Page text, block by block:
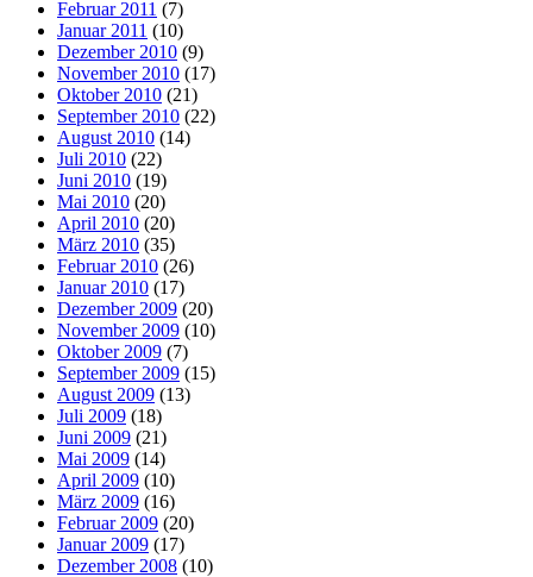
Februar 2011 (7)
Januar 2011 (10)
Dezember 2010 (9)
November 2010 (17)
Oktober 2010 (21)
September 2010 (22)
August 2010 (14)
Juli 2010 (22)
Juni 2010 (19)
Mai 2010 (20)
April 2010 (20)
März 2010 (35)
Februar 2010 (26)
Januar 2010 (17)
Dezember 2009 (20)
November 2009 (10)
Oktober 2009 (7)
September 2009 (15)
August 2009 (13)
Juli 2009 (18)
Juni 2009 (21)
Mai 2009 (14)
April 2009 (10)
März 2009 (16)
Februar 2009 (20)
Januar 2009 (17)
Dezember 2008 (10)